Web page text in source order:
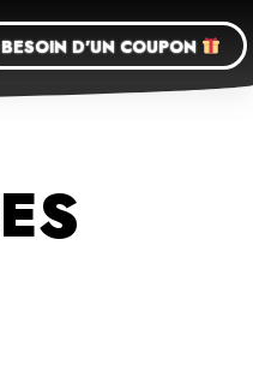
BESOIN D'UN COUPON